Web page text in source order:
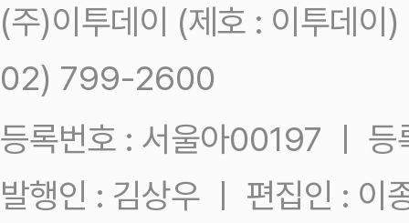
(주)이투데이 (제호 : 이투데
02) 799-2600
등록번호 : 서울아00197 ㅣ
발행인 : 김상우 ㅣ 편집인 : 이